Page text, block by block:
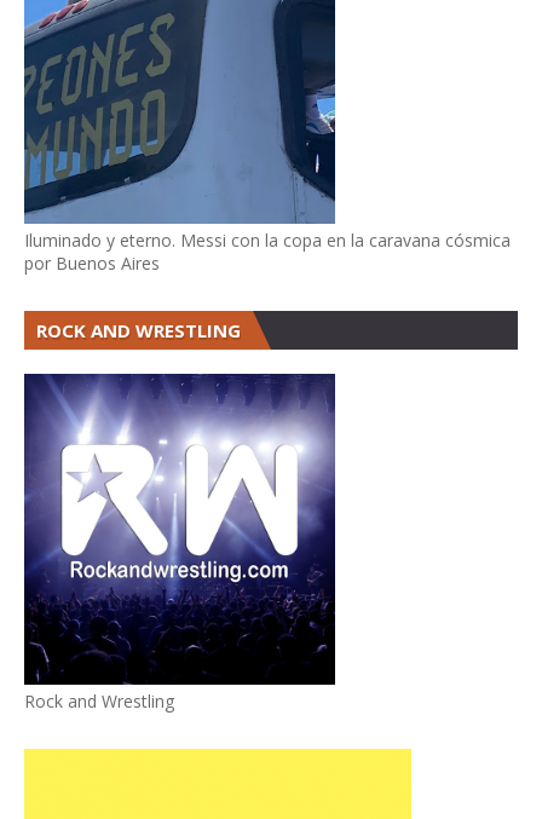
Iluminado y eterno. Messi con la copa en la caravana cósmica
por Buenos Aires
ROCK AND WRESTLING
Rock and Wrestling